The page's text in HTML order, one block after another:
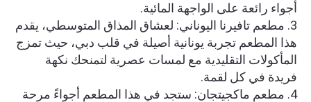
أجواء رائعة على الواجهة المائية.
3. مطعم تافيرنا اليوناني: لعشاق المذاق المتوسطي، يقدم
هذا المطعم تجربة يونانية أصيلة في قلب دبي، حيث تمزج
المأكولات التقليدية مع لمسات عصرية لتمنحك نكهة
فريدة في كل لقمة.
4. مطعم ماكجيتجان: ستجد في هذا المطعم أجواءً مرحة